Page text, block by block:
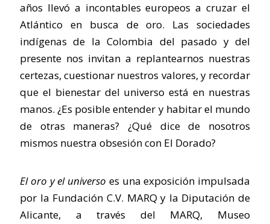
años llevó a incontables europeos a cruzar el
Atlántico en busca de oro. Las sociedades
indígenas de la Colombia del pasado y del
presente nos invitan a replantearnos nuestras
certezas, cuestionar nuestros valores, y recordar
que el bienestar del universo está en nuestras
manos. ¿Es posible entender y habitar el mundo
de otras maneras? ¿Qué dice de nosotros
mismos nuestra obsesión con El Dorado?
El oro y el universo es una exposición impulsada
por la Fundación C.V. MARQ y la Diputación de
Alicante, a través del MARQ, Museo